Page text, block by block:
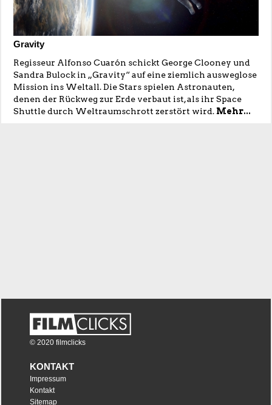
Gravity
Regisseur Alfonso Cuarón schickt George Clooney und
Sandra Bulock in „Gravity“ auf eine ziemlich ausweglose
Mission ins Weltall. Die Stars spielen Astronauten,
denen der Rückweg zur Erde verbaut ist, als ihr Space
Shuttle durch Weltraumschrott zerstört wird. Mehr...
© 2020 filmclicks
KONTAKT
Impressum
Kontakt
Sitemap